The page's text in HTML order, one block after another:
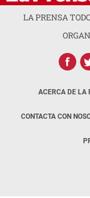
LA PRENSA
ACERCA DE LA
CONTACTA CON